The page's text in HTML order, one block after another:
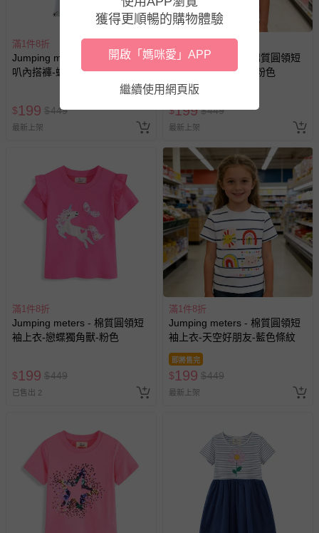
滿1件8折
Jumping meters - 腰鬆緊微喇
叭內搭褲-蝴蝶結-白色
$199 $449
最新上架
Jumping meters - 棉質圓領短
袖上衣-牛仔靴小馬-粉色
$199 $449
最新上架
滿1件8折
Jumping meters - 棉質圓領短
袖上衣-戀蝶獨角獸-粉色
$199 $449
已售出 2
滿1件8折
Jumping meters - 棉質圓領短
袖上衣-天空好朋友-藍色條紋
即將售完
$199 $449
最新上架
獲得更順暢的購物體驗
開啟「媽咪愛」APP
繼續使用網頁版